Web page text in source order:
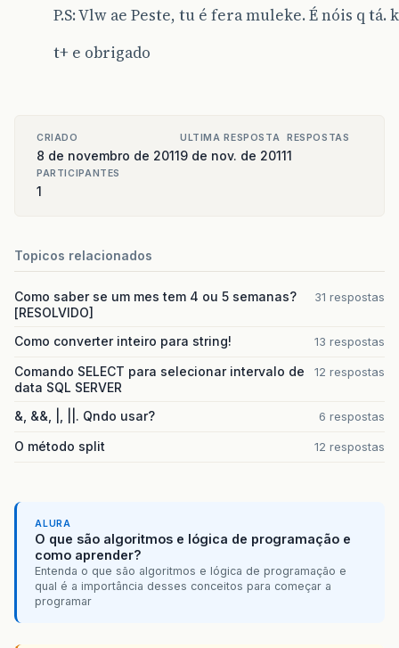
public void cidadeSelecionada(
addListener(
if(! listeners.contains(listener
public void
listeners.remove(l);
private void notifyListeners final Integer
@Override
}
* Pronto, aqui termina implementar os
    */
}
P.S: Vlw ae Peste, tu é fera muleke. É nóis q tá.
t+ e obrigado
CRIADO
8 de novembro de 2011
ULTIMA RESPOSTA
9 de nov. de 2011
RESPOSTAS
1
PARTICIPANTES
1
Topicos relacionados
Como saber se um mes tem 4 ou 5 semanas?
[RESOLVIDO]
31 respostas
Como converter inteiro para string! 13 respostas
Comando SELECT para selecionar intervalo de
data SQL SERVER
12 respostas
&, &&, |, ||. Qndo usar? 6 respostas
O método split 12 respostas
ALURA
O que são algoritmos e lógica de programação e
como aprender?
Entenda o que são algoritmos e lógica de programação e
qual é a importância desses conceitos para começar a
programar